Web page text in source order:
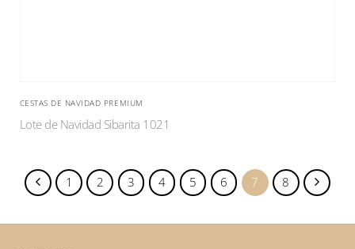
CESTAS DE NAVIDAD PREMIUM
Lote de Navidad Sibarita 1021
1 2 3 4 5 6 7 8